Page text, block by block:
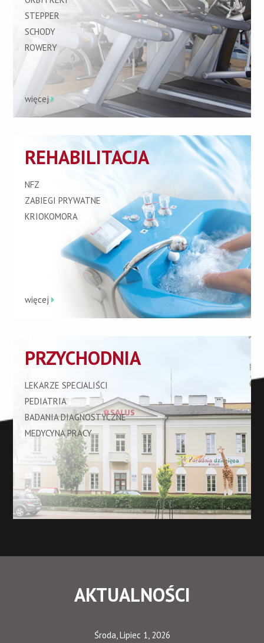
STEPPER
SCHODY
ROWERY
więcej
REHABILITACJA
NFZ
ZABIEGI PRYWATNE
KRIOKOMORA
więcej
PRZYCHODNIA
LEKARZE SPECJALIŚCI
PEDIATRIA
BADANIA DIAGNOSTYCZNE
MEDYCYNA PRACY
AKTUALNOŚCI
Środa, Lipiec 1, 2026